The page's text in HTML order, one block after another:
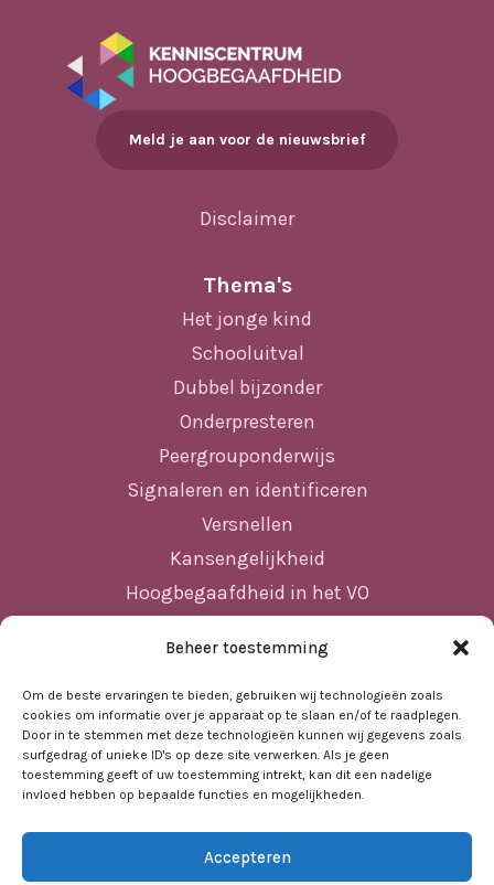
Beheer toestemming
Om de beste ervaringen te bieden, gebruiken wij technologieën zoals
cookies om informatie over je apparaat op te slaan en/of te raadplegen.
Door in te stemmen met deze technologieën kunnen wij gegevens zoals
surfgedrag of unieke ID's op deze site verwerken. Als je geen
toestemming geeft of uw toestemming intrekt, kan dit een nadelige
invloed hebben op bepaalde functies en mogelijkheden.
Accepteren
Meld je aan voor de nieuwsbrief
Disclaimer
Thema's
Het jonge kind
Schooluitval
Dubbel bijzonder
Onderpresteren
Peergrouponderwijs
Signaleren en identificeren
Versnellen
Kansengelijkheid
Hoogbegaafdheid in het VO
Sitemap
Home
Nieuws
Agenda
Kennisbank
Sociale kaart